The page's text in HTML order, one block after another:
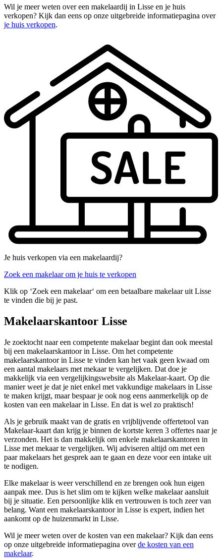
Wil je meer weten over een makelaardij in Lisse en je huis
verkopen? Kijk dan eens op onze uitgebreide informatiepagina over
je huis verkopen.
Je huis verkopen via een makelaardij?
Zoek een makelaar om je huis te verkopen
Klik op ‘Zoek een makelaar‘ om een betaalbare makelaar uit Lisse
te vinden die bij je past.
Makelaarskantoor Lisse
Je zoektocht naar een competente makelaar begint dan ook meestal
bij een makelaarskantoor in Lisse. Om het competente
makelaarskantoor in Lisse te vinden kan het vaak geen kwaad om
een aantal makelaars met mekaar te vergelijken. Dat doe je
makkelijk via een vergelijkingswebsite als Makelaar-kaart. Op die
manier weet je dat je niet enkel met vakkundige makelaars in Lisse
te maken krijgt, maar bespaar je ook nog eens aanmerkelijk op de
kosten van een makelaar in Lisse. En dat is wel zo praktisch!
Als je gebruik maakt van de gratis en vrijblijvende offertetool van
Makelaar-kaart dan krijg je binnen de kortste keren 3 offertes naar je
verzonden. Het is dan makkelijk om enkele makelaarskantoren in
Lisse met mekaar te vergelijken. Wij adviseren altijd om met een
paar makelaars het gesprek aan te gaan en deze voor een intake uit
te nodigen.
Elke makelaar is weer verschillend en ze brengen ook hun eigen
aanpak mee. Dus is het slim om te kijken welke makelaar aansluit
bij je situatie. Een persoonlijke klik en vertrouwen is toch zeer van
belang. Want een makelaarskantoor in Lisse is expert, indien het
aankomt op de huizenmarkt in Lisse.
Wil je meer weten over de kosten van een makelaar? Kijk dan eens
op onze uitgebreide informatiepagina overde kosten van een
makelaar.